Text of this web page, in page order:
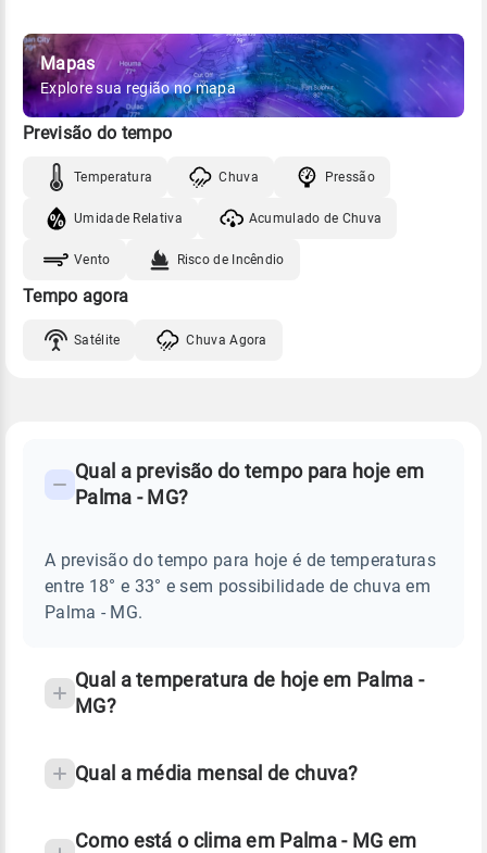
Mapas
Explore sua região no mapa
Previsão do tempo
Temperatura Chuva Pressão
Umidade Relativa Acumulado de Chuva
Vento Risco de Incêndio
Tempo agora
Satélite Chuva Agora
PREVISÃO
TEMPO
Perguntas
sobre
chuva
Qual a previsão do tempo para hoje em
Palma - MG?
A previsão do tempo para hoje é de temperaturas
entre 18° e 33° e sem possibilidade de chuva em
Palma - MG.
Qual a temperatura de hoje em Palma -
MG?
Qual a média mensal de chuva?
Como está o clima em Palma - MG em